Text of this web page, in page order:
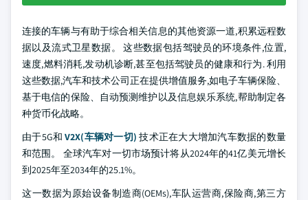
连接的车辆与有助于综合相关信息的其他资源一道,积累远程数
据以及流式卫星数据。 这些数据包括驾驶员的环境条件,位置,
速度,燃料消耗,发动机诊断,甚至包括驾驶员的健康和行为. 利用
这些数据,汽车和技术公司正在提供增值服务,如电子车辆保险、
基于电信的保险、自动预测维护以及信息娱乐系统,帮助制定各
种货币化战略。
由于5G和V2X(车辆对一切) 技术正在大大增加汽车数据的数量
和范围。 全球汽车对一切市场预计将从2024年的41亿美元增长
到2025年至2034年的25.1%。
这一数据为原始设备制造商(OEMs),车队运营商,保险商,第三方